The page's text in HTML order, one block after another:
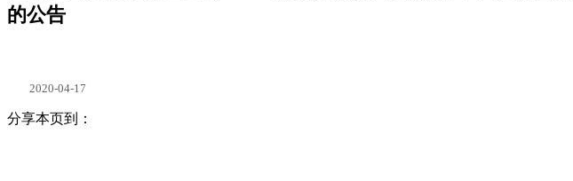
的公告
2020-04-17
分享本页到：